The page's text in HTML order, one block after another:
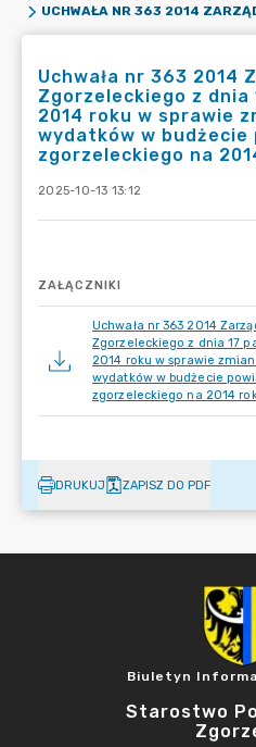
Uchwała nr 363 2014
Zgorzeleckiego z dnia
2014 roku w sprawie
wydatków w budżecie
zgorzeleckiego na
2025-10-13 13:12
ZAŁĄCZNIKI
Uchwała nr 363 2014
Zgorzeleckiego z dnia 17
2014 roku w sprawie
wydatków w budżecie
zgorzeleckiego na 2014
DRUKUJ ZAPISZ DO PDF
Biuletyn
Starostwo